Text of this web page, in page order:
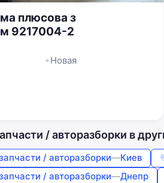
плюсова з
9217004-2
Новая
/ авторазборки в
/ авторазборки—Киев
/ авторазборки—Днепр